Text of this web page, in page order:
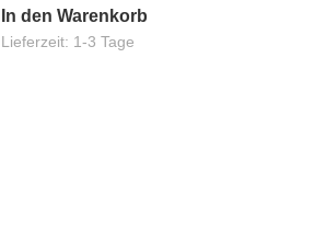
In den Warenkorb
Lieferzeit: 1-3 Tage